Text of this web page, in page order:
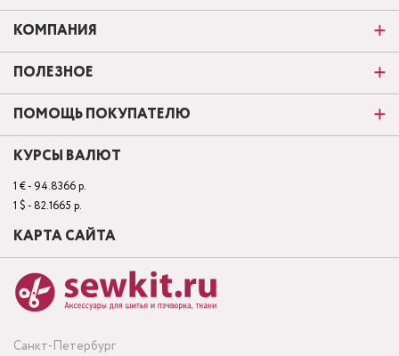
Санкт-Петербург
КОМПАНИЯ
ПОЛЕЗНОЕ
ПОМОЩЬ ПОКУПАТЕЛЮ
КУРСЫ ВАЛЮТ
1 € - 94.8366 р.
1 $ - 82.1665 р.
КАРТА САЙТА